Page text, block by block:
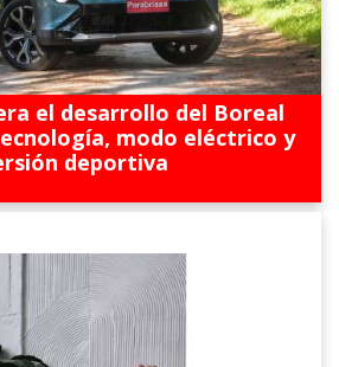
el desarrollo del Boreal
modo eléctrico y
deportiva